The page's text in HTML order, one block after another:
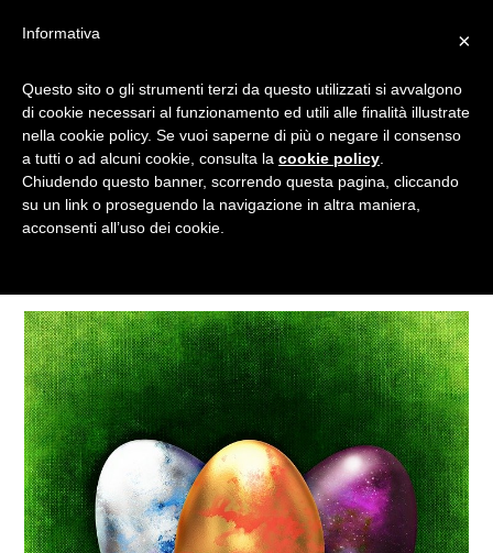
UOVA DI PASQUA
Tagged
×
Informativa
Questo sito o gli strumenti terzi da questo utilizzati si avvalgono
di cookie necessari al funzionamento ed utili alle finalità illustrate
nella cookie policy. Se vuoi saperne di più o negare il consenso
a tutti o ad alcuni cookie, consulta la cookie policy
Chiudendo questo banner, scorrendo questa pagina, cliccando
su un link o proseguendo la navigazione in altra maniera,
acconsenti all’uso dei cookie.